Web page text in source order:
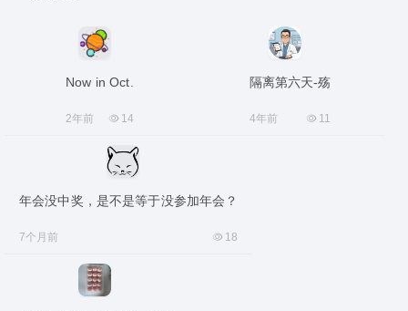
Now in Oct.
2年前 14
隔离第六天-殇
4年前 11
年会没中奖，是不是等于没参加年会？
7个月前 18